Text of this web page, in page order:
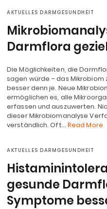
AKTUELLES DARMGESUNDHEIT
Darmflora
Die Möglichkeiten, die
sagen würde – das Mikrobiom
besser denn je. Neue
ermöglichen es, alle
erfassen und auszuwerten.
dieser Mikrobiomanalyse
verständlich. Oft… Read More
AKTUELLES DARMGESUNDHEIT
gesunde
Symptome